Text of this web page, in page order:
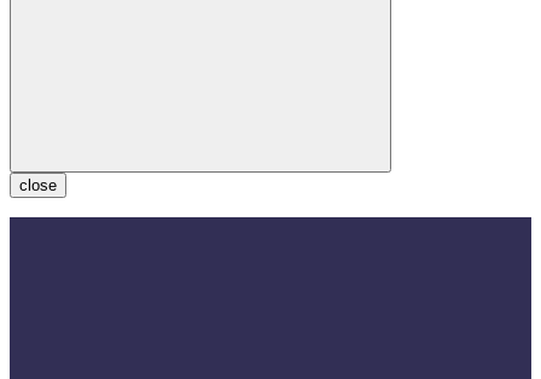
close